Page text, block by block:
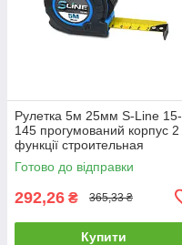
Рулетка 5м 25мм S-Line 15-
145 прогумований корпус 2
функції строительная
будівельна
Готово до відправки
292,26 ₴ 365,33 ₴
Купити